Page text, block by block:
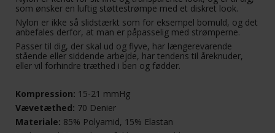
som ønsker en luftig støttestrømpe med et diskret look.
Nylon er ikke så slidstærkt som for eksempel bomuld, og det
anbefales derfor, at man er påpasselig med strømperne.
Passer til dig, der skal ud og flyve, har længerevarende
stående eller siddende arbejde, har tendens til åreknuder,
eller vil forhindre træthed i ben og fødder.
Kompression: 15-21 mmHg
Vævetæthed: 70 Denier
Materiale: 85% Polyamid, 15% Elastan